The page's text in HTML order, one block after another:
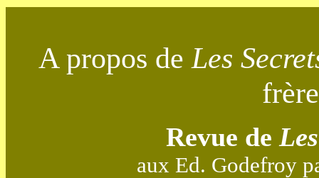
A propos de Les
Revue de
aux Ed. Godefroy